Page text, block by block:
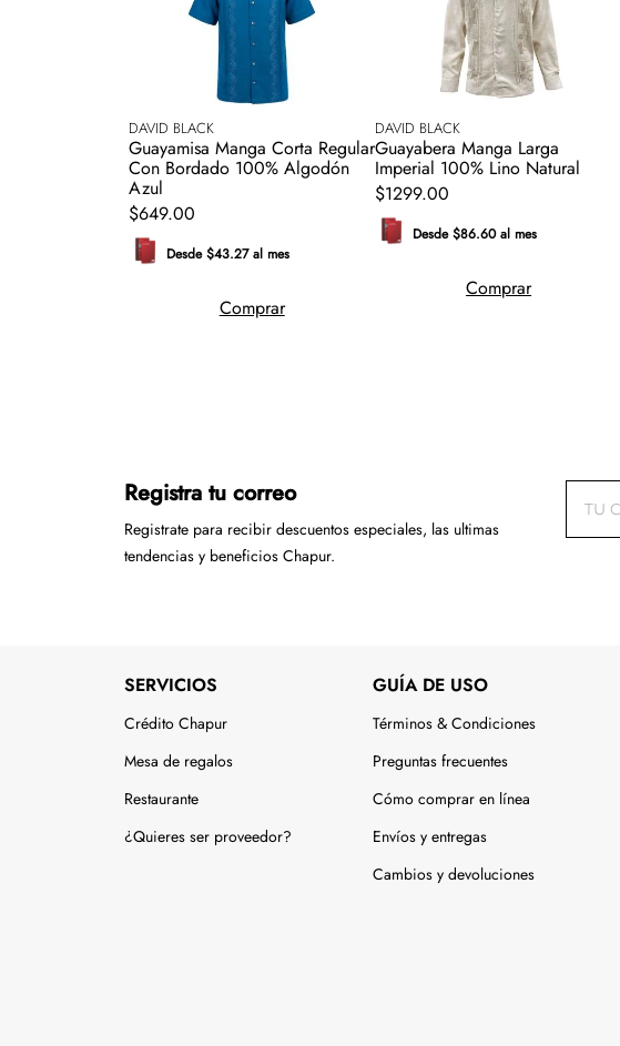
DAVID BLACK
Guayamisa Manga Corta Regular
Con Bordado 100% Algodón
Azul
$649.00
Desde $43.27 al mes
Comprar
DAVID BLACK
Guayabera Manga Larga
Imperial 100% Lino Natural
$1299.00
Desde $86.60 al mes
Comprar
Registra tu correo
Registrate para recibir descuentos especiales, las ultimas
tendencias y beneficios Chapur.
SERVICIOS
Crédito Chapur
Mesa de regalos
Restaurante
¿Quieres ser proveedor?
GUÍA DE USO
Términos & Condiciones
Preguntas frecuentes
Cómo comprar en línea
Envíos y entregas
Cambios y devoluciones